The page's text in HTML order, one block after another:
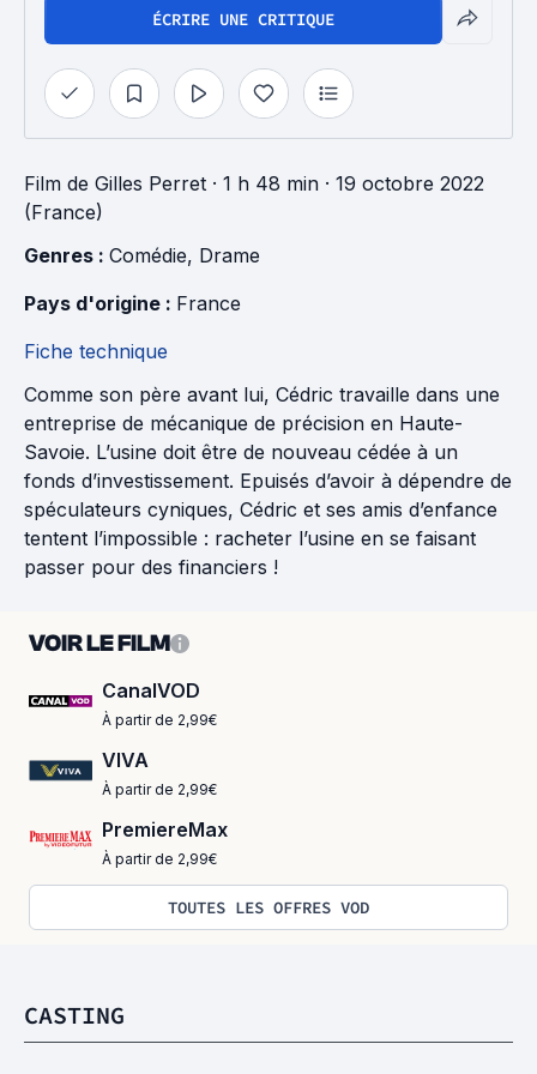
ÉCRIRE UNE CRITIQUE
Film de Gilles Perret · 1 h 48 min · 19 octobre 2022
(France)
Genres : Comédie, Drame
Pays d'origine : France
Fiche technique
Comme son père avant lui, Cédric travaille dans une
entreprise de mécanique de précision en Haute-
Savoie. L’usine doit être de nouveau cédée à un
fonds d’investissement. Epuisés d’avoir à dépendre de
spéculateurs cyniques, Cédric et ses amis d’enfance
tentent l’impossible : racheter l’usine en se faisant
passer pour des financiers !
VOIR LE FILM
CanalVOD
À partir de 2,99€
VIVA
À partir de 2,99€
PremiereMax
À partir de 2,99€
TOUTES LES OFFRES VOD
CASTING